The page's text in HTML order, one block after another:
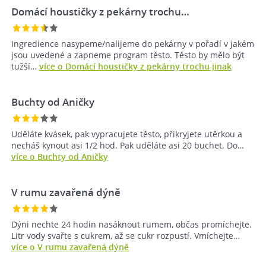
Domácí houstičky z pekárny trochu…
Ingredience nasypeme/nalijeme do pekárny v pořadí v jakém
jsou uvedené a zapneme program těsto. Těsto by mělo být
tužší… více o Domácí houstičky z pekárny trochu jinak
Buchty od Aničky
Uděláte kvásek, pak vypracujete těsto, přikryjete utěrkou a
necháš kynout asi 1/2 hod. Pak uděláte asi 20 buchet. Do…
více o Buchty od Aničky
V rumu zavařená dýně
Dýni nechte 24 hodin nasáknout rumem, občas promíchejte.
Litr vody svařte s cukrem, až se cukr rozpustí. Vmíchejte…
více o V rumu zavařená dýně